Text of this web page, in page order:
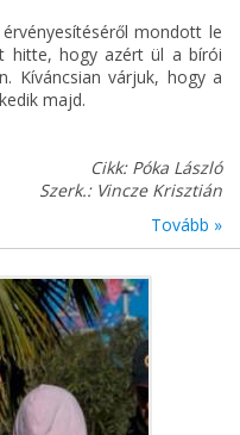
mondott le
hitte, hogy azért ül a bírói
Kíváncsian várjuk, hogy a
majd.
Cikk: Póka László
Szerk.: Vincze Krisztián
Tovább »